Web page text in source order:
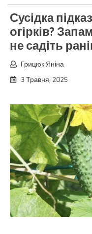
Сусідка
огірків?
не садіть
Грицюк Яніна
3 Травня, 2025